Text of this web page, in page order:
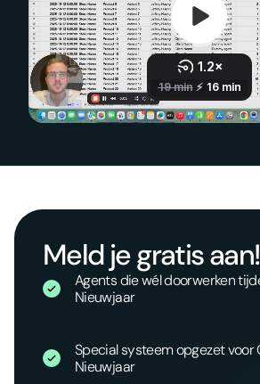
Meld je gratis aan!
Agents die wél doorwerken
Nieuwjaar
Special systeem opgezet voor
Nieuwjaar